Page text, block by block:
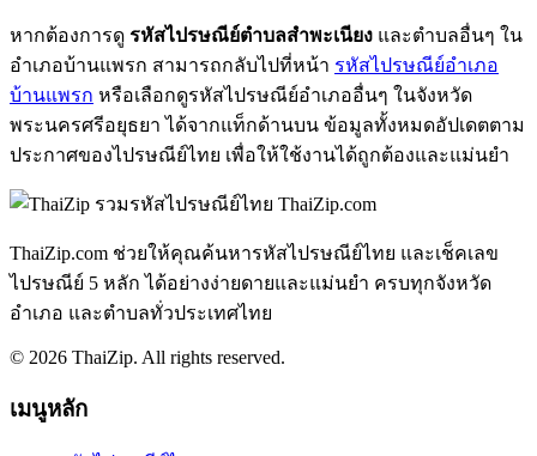
หากต้องการดู รหัสไปรษณีย์ตำบลสำพะเนียง และตำบลอื่นๆ ใน
อำเภอบ้านแพรก สามารถกลับไปที่หน้า รหัสไปรษณีย์อำเภอ
บ้านแพรก หรือเลือกดูรหัสไปรษณีย์อำเภออื่นๆ ในจังหวัด
พระนครศรีอยุธยา ได้จากแท็กด้านบน ข้อมูลทั้งหมดอัปเดตตาม
ประกาศของไปรษณีย์ไทย เพื่อให้ใช้งานได้ถูกต้องและแม่นยำ
ThaiZip.com
ThaiZip.com ช่วยให้คุณค้นหารหัสไปรษณีย์ไทย และเช็คเลข
ไปรษณีย์ 5 หลัก ได้อย่างง่ายดายและแม่นยำ ครบทุกจังหวัด
อำเภอ และตำบลทั่วประเทศไทย
© 2026 ThaiZip. All rights reserved.
เมนูหลัก